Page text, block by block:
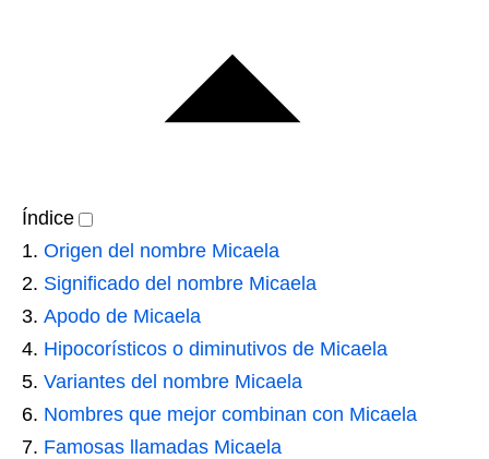
Índice
Origen del nombre Micaela
Significado del nombre Micaela
Apodo de Micaela
Hipocorísticos o diminutivos de Micaela
Variantes del nombre Micaela
Nombres que mejor combinan con Micaela
Famosas llamadas Micaela